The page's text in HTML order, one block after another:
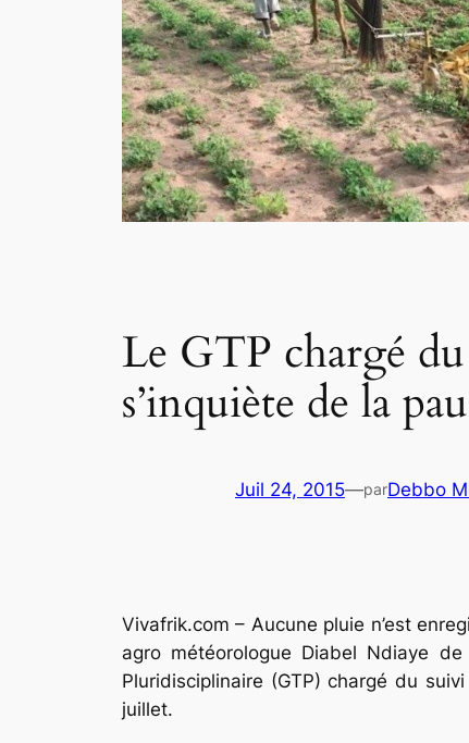
Le GTP chargé
s’inquiète de la
Juil 24, 2015—parDebbo
Vivafrik.com – Aucune pluie n’est
agro météorologue Diabel Ndiaye
Pluridisciplinaire (GTP) chargé du
juillet.